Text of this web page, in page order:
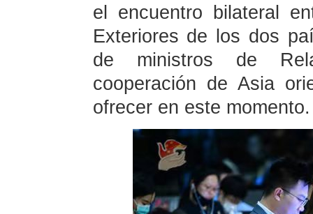
el encuentro bilateral
Exteriores de los dos
de ministros de
cooperación de Asia
ofrecer en este momento.